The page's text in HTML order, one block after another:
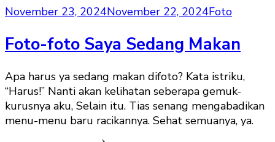
November 23, 2024November 22, 2024Foto
Foto-foto Saya Sedang Makan
Apa harus ya sedang makan difoto? Kata istriku,
“Harus!” Nanti akan kelihatan seberapa gemuk-
kurusnya aku, Selain itu. Tias senang mengabadikan
menu-menu baru racikannya. Sehat semuanya, ya.